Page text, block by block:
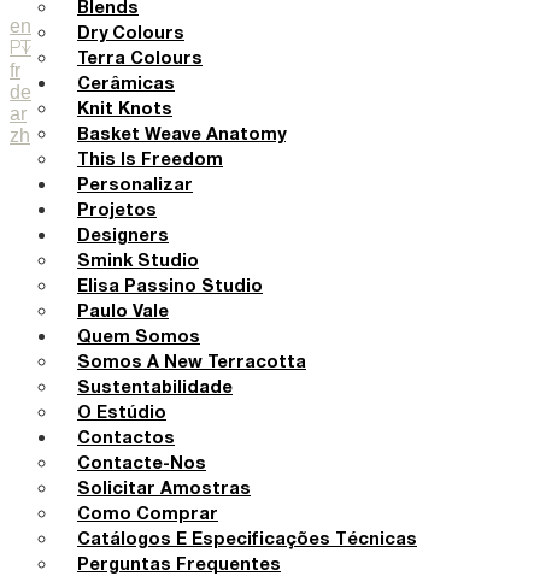
en
PT
fr
de
ar
zh
Blends
Dry Colours
Terra Colours
Cerâmicas
Knit Knots
Basket Weave Anatomy
This Is Freedom
Personalizar
Projetos
Designers
Smink Studio
Elisa Passino Studio
Paulo Vale
Quem Somos
Somos A New Terracotta
Sustentabilidade
O Estúdio
Contactos
Contacte-Nos
Solicitar Amostras
Como Comprar
Catálogos E Especificações Técnicas
Perguntas Frequentes